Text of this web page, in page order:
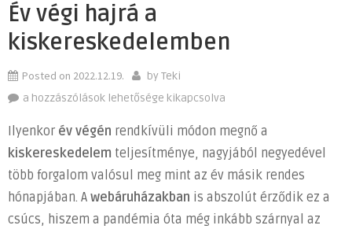
Év végi hajrá a
kiskereskedelemben
Posted on 2022.12.19. byTeki
Év
hajrá
a
kiskereskedelemben
bejegyzéshez
a hozzászólások lehetősége kikapcsolva
Ilyenkor év végén rendkívüli módon megnő a
kiskereskedelem teljesítménye, nagyjából negyedével
több forgalom valósul meg mint az év másik rendes
hónapjában. A webáruházakban is abszolút érződik ez a
csúcs, hiszem a pandémia óta még inkább szárnyal az